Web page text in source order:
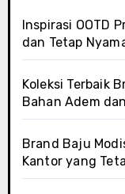
Inspirasi OOTD
dan Tetap
Koleksi Terbaik
Bahan Adem
Brand Baju
Kantor yang